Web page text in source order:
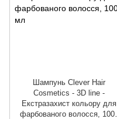
Шампунь Clever Hair
Cosmetics - 3D line -
Екстразахист кольору для
фарбованого волосся, 1000